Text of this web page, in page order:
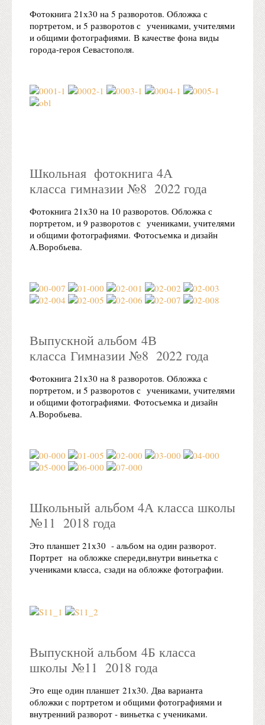
Фотокнига 21х30 на 5 разворотов. Обложка с
портретом, и 5 разворотов с учениками, учителями
и общими фотографиями. В качестве фона виды
города-героя Севастополя.
Школьная фотокнига 4А
класса гимназии №8 2022 года
Фотокнига 21х30 на 10 разворотов. Обложка с
портретом, и 9 разворотов с учениками, учителями
и общими фотографиями. Фотосъемка и дизайн
А.Воробьева.
Выпускной альбом 4В
класса Гимназии №8 2022 года
Фотокнига 21х30 на 8 разворотов. Обложка с
портретом, и 5 разворотов с учениками, учителями
и общими фотографиями. Фотосъемка и дизайн
А.Воробьева.
Школьный альбом 4А класса школы
№11 2018 года
Это планшет 21х30 - альбом на один разворот.
Портрет на обложке спереди,внутри виньетка с
учениками класса, сзади на обложке фотографии.
Выпускной альбом 4Б класса
школы №11 2018 года
Это еще один планшет 21х30. Два варианта
обложки с портретом и общими фотографиями и
внутренний разворот - виньетка с учениками.